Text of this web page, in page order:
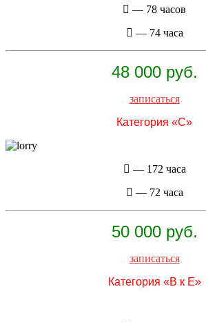
— 78 часов
— 74 часа
48 000 руб.
записаться
Категория «С»
— 172 часа
— 72 часа
50 000 руб.
записаться
Категория «B к E»